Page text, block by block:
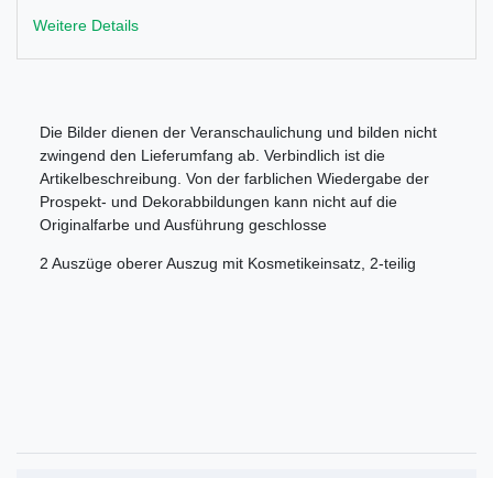
Weitere Details
Die Bilder dienen der Veranschaulichung und bilden nicht
zwingend den Lieferumfang ab. Verbindlich ist die
Artikelbeschreibung. Von der farblichen Wiedergabe der
Prospekt- und Dekorabbildungen kann nicht auf die
Originalfarbe und Ausführung geschlosse
2 Auszüge oberer Auszug mit Kosmetikeinsatz, 2-teilig